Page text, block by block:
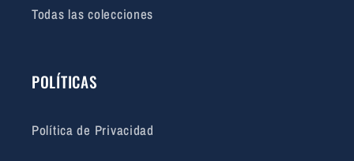
Todas las colecciones
POLÍTICAS
Política de Privacidad